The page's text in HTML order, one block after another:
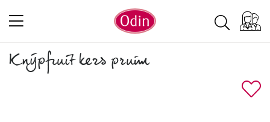
Knijpfruit kers pruim